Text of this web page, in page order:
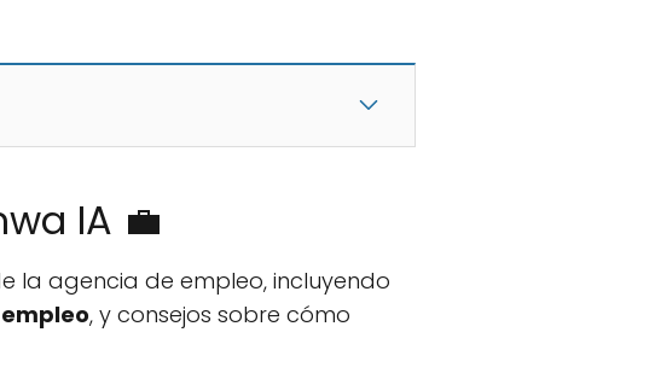
IA 💼
la agencia de empleo, incluyendo
, y consejos sobre cómo